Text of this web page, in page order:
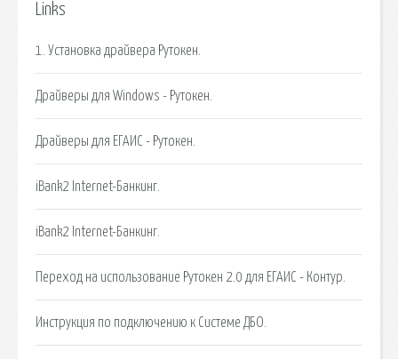
Links
1. Установка драйвера Рутокен.
Драйверы для Windows - Рутокен.
Драйверы для ЕГАИС - Рутокен.
iBank2 Internet-Банкинг.
iBank2 Internet-Банкинг.
Переход на использование Рутокен 2.0 для ЕГАИС - Контур.
Инструкция по подключению к Системе ДБО.